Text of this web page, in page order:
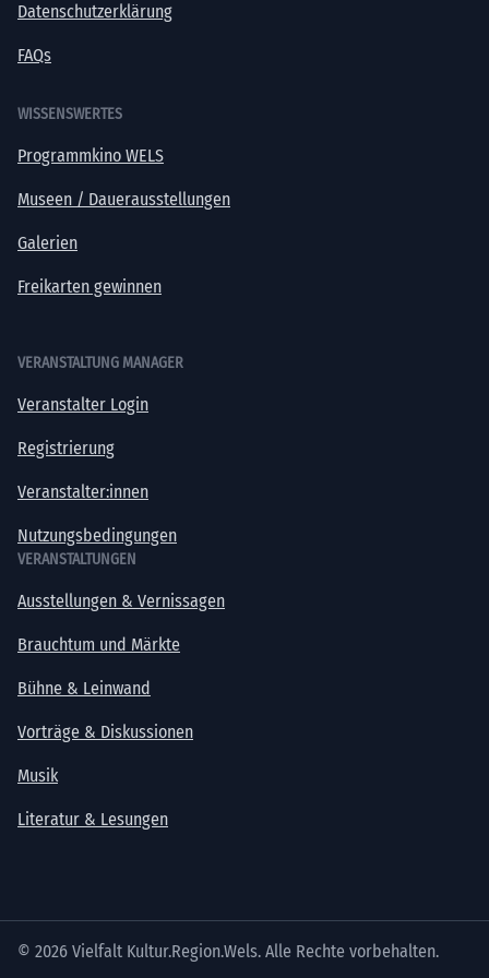
Datenschutzerklärung
FAQs
WISSENSWERTES
Programmkino WELS
Museen / Dauerausstellungen
Galerien
Freikarten gewinnen
VERANSTALTUNG MANAGER
Veranstalter Login
Registrierung
Veranstalter:innen
Nutzungsbedingungen
VERANSTALTUNGEN
Ausstellungen & Vernissagen
Brauchtum und Märkte
Bühne & Leinwand
Vorträge & Diskussionen
Musik
Literatur & Lesungen
© 2026 Vielfalt Kultur.Region.Wels. Alle Rechte vorbehalten.